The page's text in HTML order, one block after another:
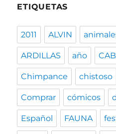
ETIQUETAS
2011 ALVIN
ARDILLAS año
Chimpance chistoso
Comprar cómicos
Español FAUNA